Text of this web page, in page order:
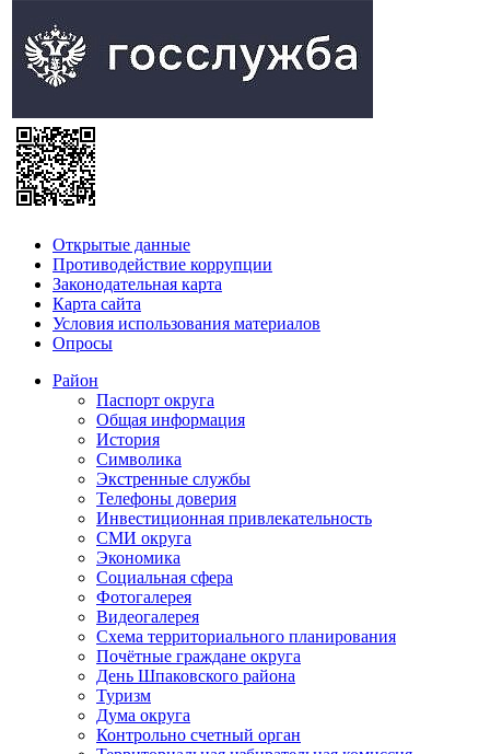
Открытые данные
Противодействие коррупции
Законодательная карта
Карта сайта
Условия использования материалов
Опросы
Район
Паспорт округа
Общая информация
История
Символика
Экстренные службы
Телефоны доверия
Инвестиционная привлекательность
СМИ округа
Экономика
Социальная сфера
Фотогалерея
Видеогалерея
Схема территориального планирования
Почётные граждане округа
День Шпаковского района
Туризм
Дума округа
Контрольно счетный орган